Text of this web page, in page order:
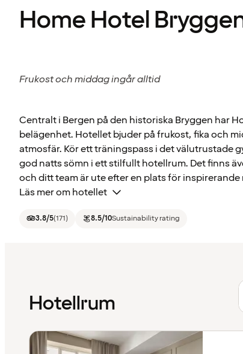
Home Hotel
Frukost och middag ingår alltid
Centralt i Bergen på den historiska Bryggen har
belägenhet. Hotellet bjuder på frukost, fika och
atmosfär. Kör ett träningspass i det välutrustade
god natts sömn i ett stilfullt hotellrum. Det finns
och ditt team är ute efter en plats för inspirerande
Läs mer om hotellet
3.8/5(171) 8.5/10Sustainability rating
Hotellrum